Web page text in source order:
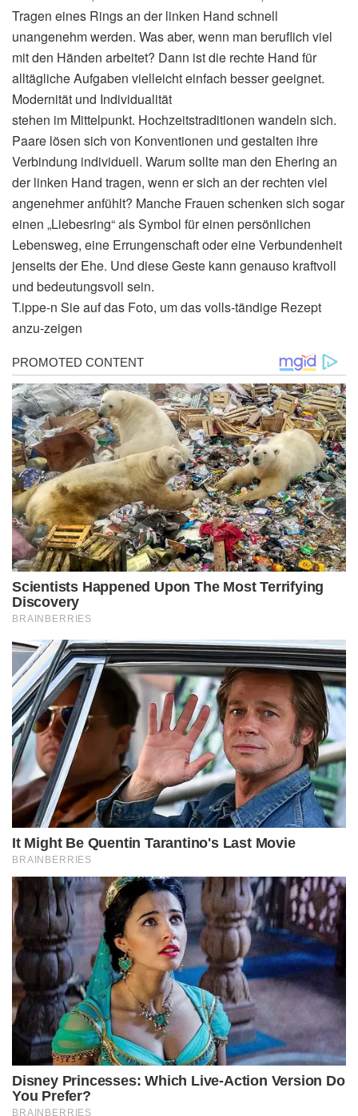
Tragen eines Rings an der linken Hand schnell
unangenehm werden. Was aber, wenn man beruflich viel
mit den Händen arbeitet? Dann ist die rechte Hand für
alltägliche Aufgaben vielleicht einfach besser geeignet.
Modernität und Individualität
stehen im Mittelpunkt. Hochzeitstraditionen wandeln sich.
Paare lösen sich von Konventionen und gestalten ihre
Verbindung individuell. Warum sollte man den Ehering an
der linken Hand tragen, wenn er sich an der rechten viel
angenehmer anfühlt? Manche Frauen schenken sich sogar
einen „Liebesring“ als Symbol für einen persönlichen
Lebensweg, eine Errungenschaft oder eine Verbundenheit
jenseits der Ehe. Und diese Geste kann genauso kraftvoll
und bedeutungsvoll sein.
T.ippe-n Sie auf das Foto, um das volls-tändige Rezept
anzu-zeigen